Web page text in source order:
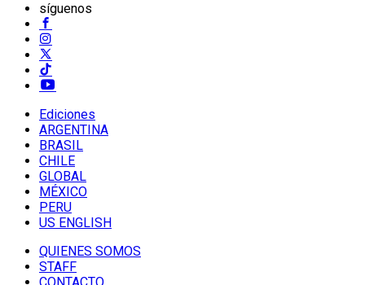
síguenos
Ediciones
ARGENTINA
BRASIL
CHILE
GLOBAL
MÉXICO
PERU
US ENGLISH
QUIENES SOMOS
STAFF